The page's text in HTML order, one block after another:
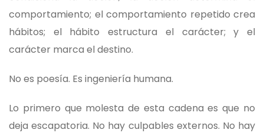
comportamiento; el comportamiento repetido crea
hábitos; el hábito estructura el carácter; y el
carácter marca el destino.
No es poesía. Es ingeniería humana.
Lo primero que molesta de esta cadena es que no
deja escapatoria. No hay culpables externos. No hay